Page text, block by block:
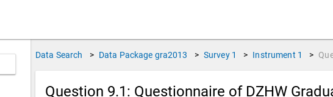
Data Search > Data Package gra2013 > Survey 1 > Instrument 1 >
Question 9.1: Questionnaire of DZHW